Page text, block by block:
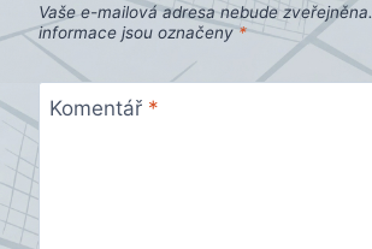
Vaše e-mailová adresa nebude zveřejněna.
informace jsou označeny*
Komentář *